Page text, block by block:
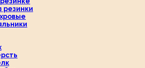
резинки